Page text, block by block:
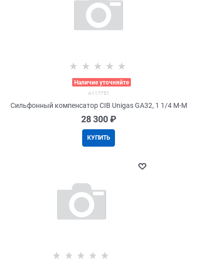
Наличие уточняйте
A117751
Сильфонный компенсатор CIB Unigas GA32, 1 1/4 M-M
28 300 ₽
КУПИТЬ